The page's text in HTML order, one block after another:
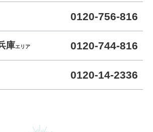
0120-756-816
庫エリア 0120-744-816
0120-14-2336